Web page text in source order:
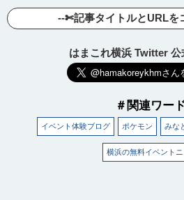
--✄記事タイトルとURL
はまこれ横浜 Twitter 公
＃関連ワー
イベント体験ブログ ポケモン みな
横浜の無料イベントニ